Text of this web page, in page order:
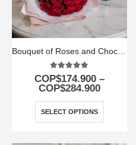
Bouquet of Roses and Chocolates
5.00out of 5
COP$174.900 –
COP$284.900
SELECT OPTIONS